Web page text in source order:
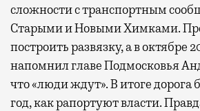
сложности с транспортным
Старыми и Новыми Химками.
построить развязку, а в октябре
напомнил главе Подмосковья
что «люди ждут». В итоге дорога
год, как рапортуют власти.